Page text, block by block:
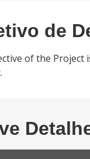
de
of the Project